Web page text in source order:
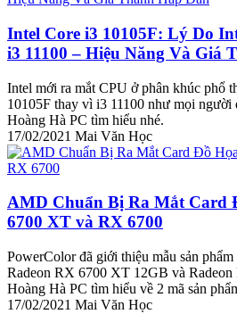
Intel Core i3 10105F: Lý Do
i3 11100 – Hiệu Năng Và Giá
Intel mới ra mắt CPU ở phân khúc phổ
10105F thay vì i3 11100 như mọi
Hoàng Hà PC tìm hiểu nhé.
17/02/2021 Mai Văn Học
AMD Chuẩn Bị Ra Mắt Card
6700 XT và RX 6700
PowerColor đã giới thiệu mẫu sản
Radeon RX 6700 XT 12GB và
Hoàng Hà PC tìm hiểu về 2 mã sản
17/02/2021 Mai Văn Học